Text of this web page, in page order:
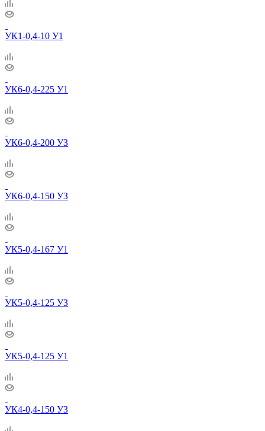
УК1-0,4-10 У1
УК6-0,4-225 У1
УК6-0,4-200 УЗ
УК6-0,4-150 УЗ
УК5-0,4-167 У1
УК5-0,4-125 УЗ
УК5-0,4-125 У1
УК4-0,4-150 УЗ